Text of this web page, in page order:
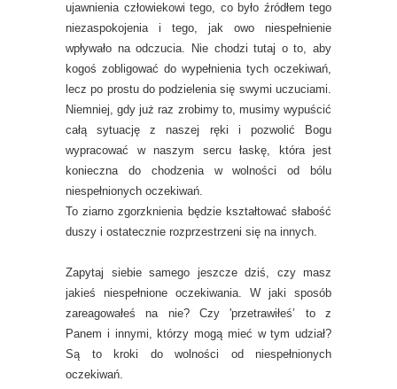
ujawnienia człowiekowi tego, co było źródłem tego
niezaspokojenia i tego, jak owo niespełnienie
wpływało na odczucia. Nie chodzi tutaj o to, aby
kogoś zobligować do wypełnienia tych oczekiwań,
lecz po prostu do podzielenia się swymi uczuciami.
Niemniej, gdy już raz zrobimy to, musimy wypuścić
całą sytuację z naszej ręki i pozwolić Bogu
wypracować w naszym sercu łaskę, która jest
konieczna do chodzenia w wolności od bólu
niespełnionych oczekiwań.
To ziarno zgorzknienia będzie kształtować słabość
duszy i ostatecznie rozprzestrzeni się na innych.
Zapytaj siebie samego jeszcze dziś, czy masz
jakieś niespełnione oczekiwania. W jaki sposób
zareagowałeś na nie? Czy 'przetrawiłeś’ to z
Panem i innymi, którzy mogą mieć w tym udział?
Są to kroki do wolności od niespełnionych
oczekiwań.